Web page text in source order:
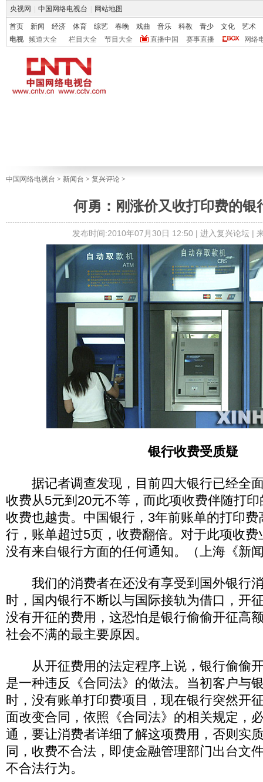
央视网 中国网络电视台 网站地图
首页 新闻 经济 体育 综艺 春晚 戏曲 音乐 科教 青少 文化
艺术
电视
频道大全 栏目大全 节目大全 直播中国 赛事直播 网络
中国网络电视台 > 新闻台 > 复兴评论 >
何勇：刚涨价又收打印费的银
发布时间:2010年07月30日 12:50 | 进入复兴论坛|
银行收费受质疑
据记者调查发现，目前四大银行已经全
收费从5元到20元不等，而此项收费伴随打
收费也越贵。中国银行，3年前账单的打印
行，账单超过5页，收费翻倍。对于此项收
没有来自银行方面的任何通知。（上海《新
我们的消费者在还没有享受到国外银行消
时，国内银行不断以与国际接轨为借口，开
没有开征的费用，这恐怕是银行偷偷开征高
社会不满的最主要原因。
从开征费用的法定程序上说，银行偷偷
是一种违反《合同法》的做法。当初客户与
时，没有账单打印费项目，现在银行突然开
面改变合同，依照《合同法》的相关规定，
通，要让消费者详细了解这项费用，否则实
同，收费不合法，即使金融管理部门出台文
不合法行为。